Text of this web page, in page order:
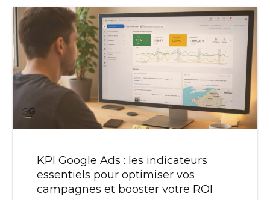
KPI Google Ads : les indicateurs
essentiels pour optimiser vos
campagnes et booster votre ROI